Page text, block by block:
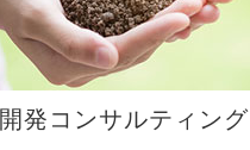
開発コンサルティング